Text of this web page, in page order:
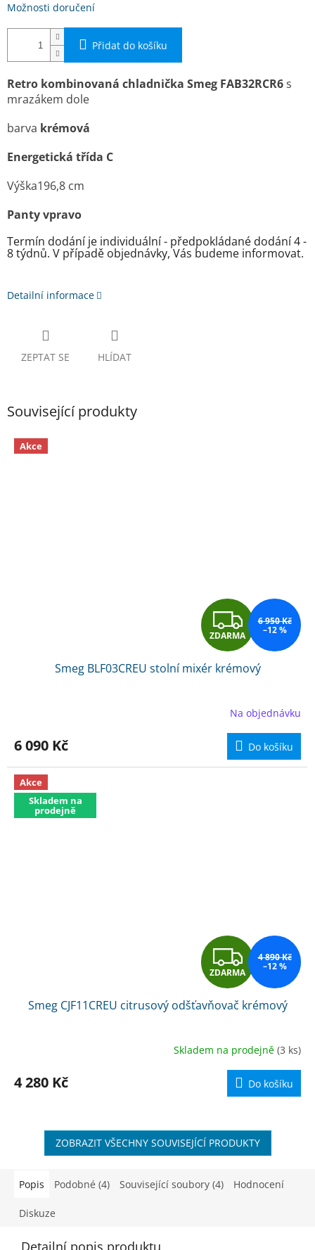
Možnosti doručení
Přidat do košíku
Retro kombinovaná chladnička Smeg FAB32RCR6s
mrazákem dole
barva krémová
Energetická třída C
Výška196,8 cm
Panty vpravo
Termín dodání je individuální - předpokládané dodání 4 -
8 týdnů. V případě objednávky, Vás budeme informovat.
Detailní informace
ZEPTAT SE HLÍDAT
Související produkty
Akce
Z
D
A
R
M
A
ZDARMA
6 950 Kč
–12 %
Smeg BLF03CREU stolní mixér krémový
Na objednávku
6 090 Kč Do košíku
Akce
Skladem na
prodejně
Z
D
A
R
M
A
ZDARMA
4 890 Kč
–12 %
Smeg CJF11CREU citrusový odšťavňovač krémový
Skladem na prodejně (3 ks)
4 280 Kč Do košíku
ZOBRAZIT VŠECHNY SOUVISEJÍCÍ PRODUKTY
Popis Podobné (4) Související soubory (4) Hodnocení
Diskuze
Detailní popis produktu